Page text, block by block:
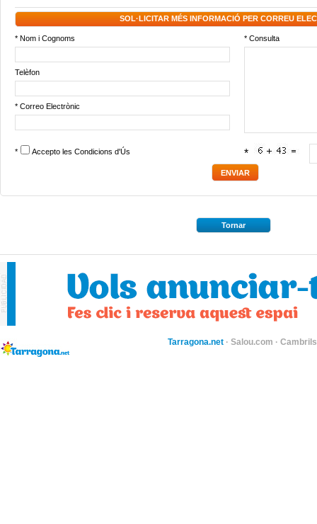
SOL·LICITAR MÉS INFORMACIÓ PER CORREU
* Nom i Cognoms * Consulta
Telèfon
* Correo Electrònic
* Accepto les Condicions d'Ús *
Tornar
Tarragona.net · Salou.com ·